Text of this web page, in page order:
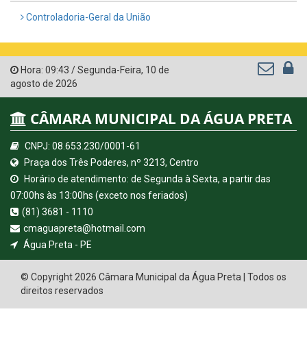
Controladoria-Geral da União
Hora: 09:43 /Segunda-Feira, 10 de
agosto de 2026
CÂMARA MUNICIPAL DA ÁGUA PRETA
CNPJ: 08.653.230/0001-61
Praça dos Três Poderes, nº 3213, Centro
Horário de atendimento: de Segunda à Sexta, a partir das
07:00hs às 13:00hs (exceto nos feriados)
(81) 3681 - 1110
cmaguapreta@hotmail.com
Água Preta - PE
© Copyright 2026 Câmara Municipal da Água Preta | Todos os
direitos reservados